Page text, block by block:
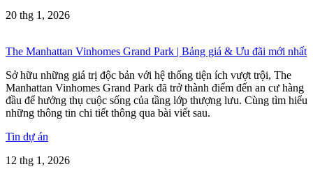
20 thg 1, 2026
The Manhattan Vinhomes Grand Park | Bảng giá & Ưu đãi mới nhất
Sở hữu những giá trị độc bản với hệ thống tiện ích vượt trội, The
Manhattan Vinhomes Grand Park đã trở thành điểm đến an cư hàng
đầu để hưởng thụ cuộc sống của tầng lớp thượng lưu. Cùng tìm hiểu
những thông tin chi tiết thông qua bài viết sau.
Tin dự án
12 thg 1, 2026